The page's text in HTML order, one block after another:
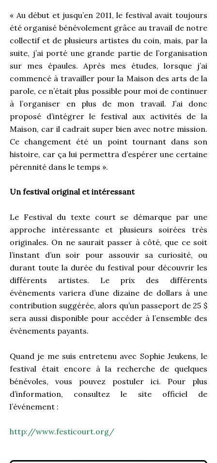
« Au début et jusqu’en 2011, le festival avait toujours
été organisé bénévolement grâce au travail de notre
collectif et de plusieurs artistes du coin, mais, par la
suite, j’ai porté une grande partie de l’organisation
sur mes épaules. Après mes études, lorsque j’ai
commencé à travailler pour la Maison des arts de la
parole, ce n’était plus possible pour moi de continuer
à l’organiser en plus de mon travail. J’ai donc
proposé d’intégrer le festival aux activités de la
Maison, car il cadrait super bien avec notre mission.
Ce changement été un point tournant dans son
histoire, car ça lui permettra d’espérer une certaine
pérennité dans le temps ».
Un festival original et intéressant
Le Festival du texte court se démarque par une
approche intéressante et plusieurs soirées très
originales. On ne saurait passer à côté, que ce soit
l’instant d’un soir pour assouvir sa curiosité, ou
durant toute la durée du festival pour découvrir les
différents artistes. Le prix des différents
évènements variera d’une dizaine de dollars à une
contribution suggérée, alors qu’un passeport de 25 $
sera aussi disponible pour accéder à l’ensemble des
évènements payants.
Quand je me suis entretenu avec Sophie Jeukens, le
festival était encore à la recherche de quelques
bénévoles, vous pouvez postuler ici. Pour plus
d’information, consultez le site officiel de
l’événement :
http://www.festicourt.org/